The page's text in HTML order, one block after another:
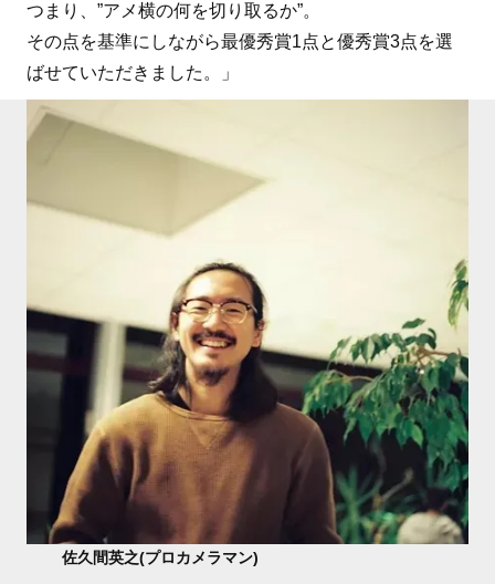
つまり、”アメ横の何を切り取るか”。
その点を基準にしながら最優秀賞1点と優秀賞3点を選
ばせていただきました。」
佐久間英之(プロカメラマン)